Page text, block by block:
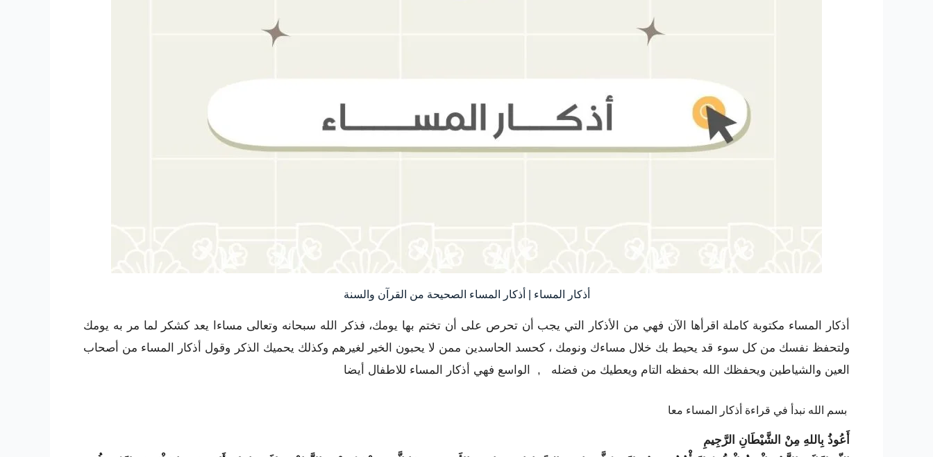
أذكار المساء | أذكار المساء الصحيحة من القرآن والسنة
أذكار المساء مكتوبة كاملة اقرأها الآن فهي من الأذكار التي يجب أن تحرص على أن تختم بها يومك، فذكر الله سبحانه وتعالى مساءا يعد كشكر لما مر به يومك
ولتحفظ نفسك من كل سوء قد يحيط بك خلال مساءك ونومك ، كحسد الحاسدين ممن لا يحبون الخير لغيرهم وكذلك يحميك الذكر وقول أذكار المساء من أصحاب
العين والشياطين ويحفظك الله بحفظه التام ويعطيك من فضله , الواسع فهي أذكار المساء للاطفال أيضا
بسم الله نبدأ في قراءة أذكار المساء معا
أَعُوذُ بِاللهِ مِنْ الشَّيْطَانِ الرَّجِيمِ